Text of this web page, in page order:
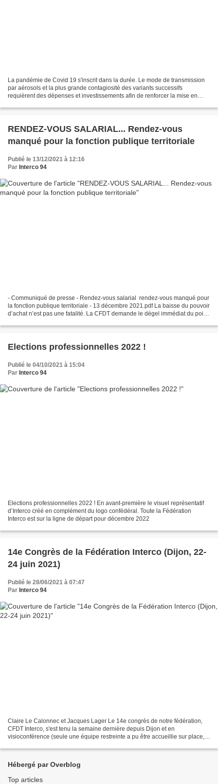
La pandémie de Covid 19 s'inscrit dans la durée. Le mode de transmission
par aérosols et la plus grande contagiosité des variants successifs
requièrent des dépenses et investissements afin de renforcer la mise en
RENDEZ-VOUS SALARIAL... Rendez-vous
manqué pour la fonction publique territoriale
Publié le 13/12/2021 à 12:16
Par Interco 94
- Communiqué de presse - Rendez-vous salarial rendez-vous manqué pour
la fonction publique territoriale - 13 décembre 2021.pdf La baisse du pouvoir
d’achat n’est pas une fatalité. La CFDT demande le dégel immédiat du point
Elections professionnelles 2022 !
Publié le 04/10/2021 à 15:04
Par Interco 94
Elections professionnelles 2022 ! En avant-première le visuel représentatif
d’Interco créé en complément du logo confédéral. Toute la Fédération
Interco est sur la ligne de départ pour décembre 2022
14e Congrès de la Fédération Interco (Dijon, 22-
24 juin 2021)
Publié le 28/06/2021 à 07:47
Par Interco 94
Claire Le Calonnec et Jacques Lager Le 14e congrès de notre fédération,
CFDT Interco, s'est tenu la semaine dernière depuis Dijon et en
visioconférence (seule une équipe restreinte a pu être accueillie sur place, à
Hébergé par Overblog
Top articles